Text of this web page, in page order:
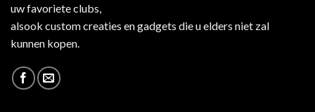
uw favoriete clubs,
alsook custom creaties en gadgets die u elders niet zal
kunnen kopen.